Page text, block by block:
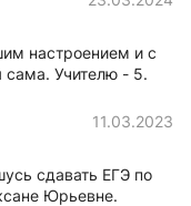
настроением и с
сама. Учителю - 5.
11.03.2023
сдавать ЕГЭ по
Юрьевне.